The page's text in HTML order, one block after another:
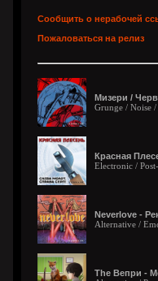
Сообщить о нерабочей
Пожаловаться на релиз
Мизери /
Grunge / Noise
Красная
Electronic /
Neverlove -
Alternative /
The Вепри -